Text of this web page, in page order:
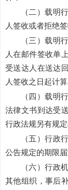
（二）载明
人签收或者拒绝
（三）载明
人在邮件签收单
受送达人在送达
人签收之日起计算
（四）载明
法律文书到达受
行政法规另有规定
（五）行政
公告规定的期限
（六）行政
其他组织，事后